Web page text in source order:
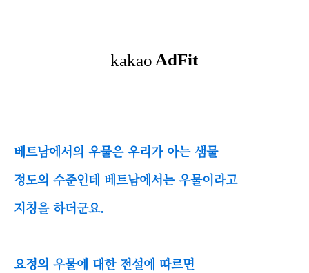
베트남에서의 우물은 우리가 아는 샘물
정도의 수준인데 베트남에서는 우물이라고
지칭을 하더군요.
요정의 우물에 대한 전설에 따르면